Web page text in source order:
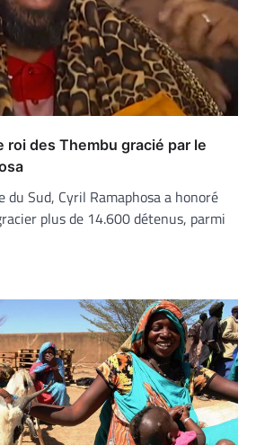
roi des Thembu gracié par le
du Sud, Cyril Ramaphosa a honoré
plus de 14.600 détenus, parmi